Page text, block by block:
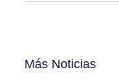
Más Noticias